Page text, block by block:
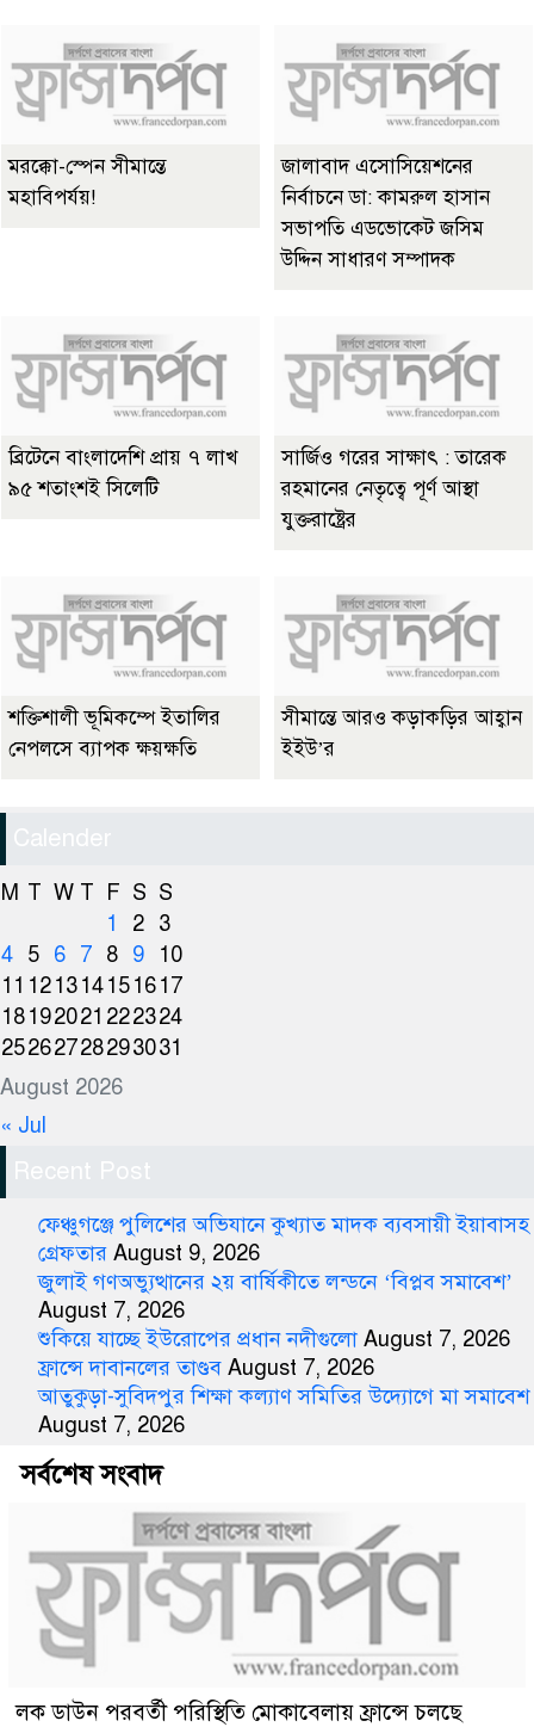
মরক্কো-স্পেন সীমান্তে
মহাবিপর্যয়!
জালাবাদ এসোসিয়েশনের
নির্বাচনে ডা: কামরুল হাসান
সভাপতি এডভোকেট জসিম
উদ্দিন সাধারণ সম্পাদক
ব্রিটেনে বাংলাদেশি প্রায় ৭ লাখ
৯৫ শতাংশই সিলেটি
সার্জিও গরের সাক্ষাৎ : তারেক
রহমানের নেতৃত্বে পূর্ণ আস্থা
যুক্তরাষ্ট্রের
শক্তিশালী ভূমিকম্পে ইতালির
নেপলসে ব্যাপক ক্ষয়ক্ষতি
সীমান্তে আরও কড়াকড়ির আহ্বান
ইইউ’র
Calender
August 2026
M T W T F S S
1
2 3
4 5 6 7 8 9
10
11 121314151617
18192021 222324
25262728293031
« Jul
Recent Post
ফেঞ্চুগঞ্জে পুলিশের অভিযানে কুখ্যাত মাদক ব্যবসায়ী ইয়াবাসহ
গ্রেফতার August 9, 2026
জুলাই গণঅভ্যুত্থানের ২য় বার্ষিকীতে লন্ডনে ‘বিপ্লব সমাবেশ’
August 7, 2026
শুকিয়ে যাচ্ছে ইউরোপের প্রধান নদীগুলো August 7, 2026
ফ্রান্সে দাবানলের তাণ্ডব August 7, 2026
আতুকুড়া-সুবিদপুর শিক্ষা কল্যাণ সমিতির উদ্যোগে মা সমাবেশ
August 7, 2026
সর্বশেষ সংবাদ
লক ডাউন পরবর্তী পরিস্থিতি মোকাবেলায় ফ্রান্সে চলছে